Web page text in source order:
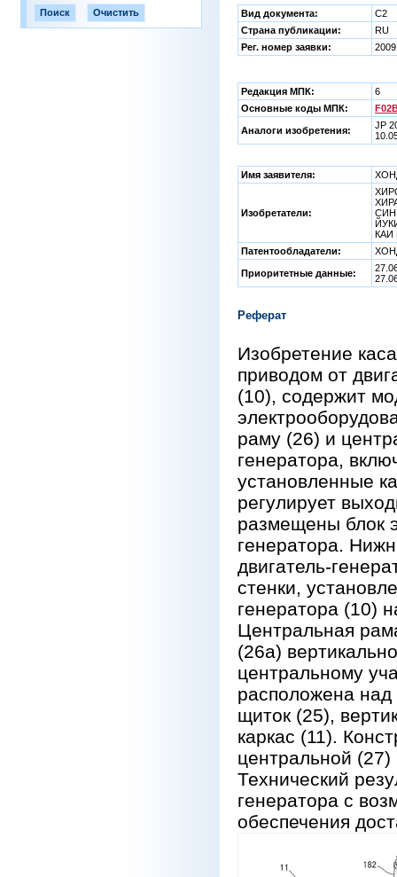
Вид документа:
C2
Страна публикации:
RU
Рег. номер заявки:
Редакция МПК:
6
Основные коды МПК:
Аналоги изобретения:
JP
Имя заявителя:
Изобретатели:
СИН
КАИ
Патентообладатели:
Приоритетные данные:
Реферат
Изобретение
приводом от
(10), содержит
раму (26) и
генератора,
установленные
регулирует
размещены блок
генератора.
двигатель-
стенки,
генератора (10)
Центральная
(26а)
центральному
расположена
щиток (25),
каркас (11).
центральной
Технический
генератора с
обеспечения